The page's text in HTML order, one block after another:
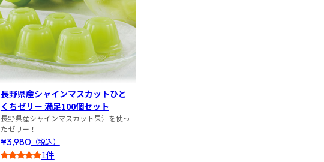
長野県産シャインマスカットひと
くちゼリー 満足100個セット
長野県産シャインマスカット果汁を使っ
たゼリー！
¥3,980（税込）
1件